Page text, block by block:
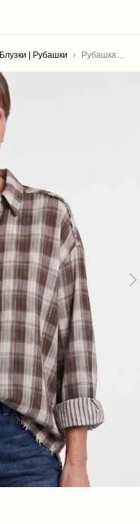
Блузки | Рубашки Рубашка "Швы наружу"